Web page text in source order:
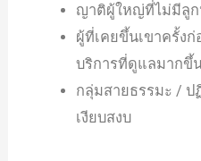
ญาติผู้ใหญ่ที่ไม่มีลูก
ผู้ที่เคยขึ้นเขาครั้ง
บริการที่ดูแลมากขึ้
กลุ่มสายธรรมะ / ป
เงียบสงบ